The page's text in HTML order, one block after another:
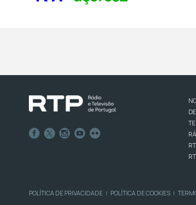
POLÍTICA DE PRIVACIDADE | POLÍTICA DE COOKIES |